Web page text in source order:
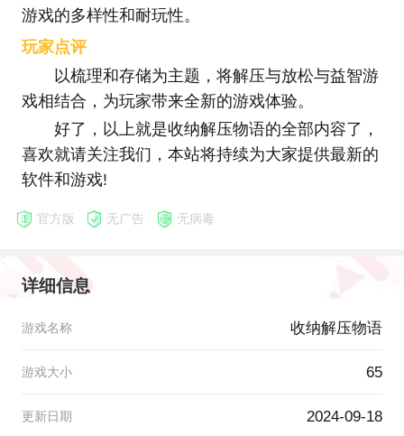
游戏的多样性和耐玩性。
玩家点评
以梳理和存储为主题，将解压与放松与益智游
戏相结合，为玩家带来全新的游戏体验。
好了，以上就是收纳解压物语的全部内容了，
喜欢就请关注我们，本站将持续为大家提供最新的
软件和游戏!
官方版 无广告 无病毒
详细信息
游戏名称 收纳解压物语
游戏大小 65
更新日期 2024-09-18